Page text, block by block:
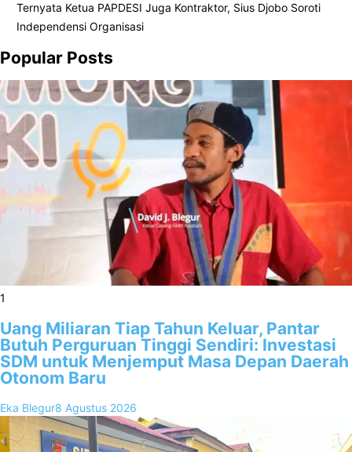
Ternyata Ketua PAPDESI Juga Kontraktor, Sius Djobo Soroti
Independensi Organisasi
Popular Posts
1
Uang Miliaran Tiap Tahun Keluar, Pantar
Butuh Perguruan Tinggi Sendiri: Investasi
SDM untuk Menjemput Masa Depan Daerah
Otonom Baru
Eka Blegur8 Agustus 2026